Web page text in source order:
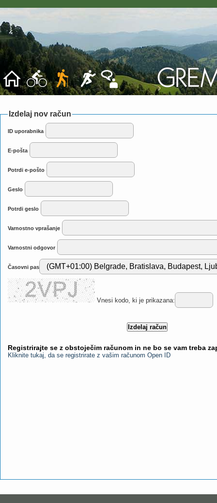
Izdelaj nov račun
ID uporabnika
E-pošta
Potrdi e-pošto
Geslo
Potrdi geslo
Varnostno vprašanje
Varnostni odgovor
Časovni pas
Vnesi kodo, ki je prikazana:
Registrirajte se z obstoječim računom in ne bo se vam treba
Kliknite tukaj, da se registrirate z vašim računom Open ID